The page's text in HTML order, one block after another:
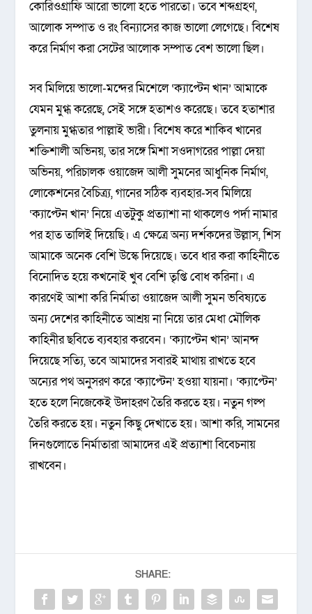
কোরিওগ্রাফি আরো ভালো হতে পারতো। তবে শব্দগ্রহণ,
আলোক সম্পাত ও রং বিন্যাসের কাজ ভালো লেগেছে। বিশেষ
করে নির্মাণ করা সেটের আলোক সম্পাত বেশ ভালো ছিল।
সব মিলিয়ে ভালো-মন্দের মিশেলে ‘ক্যাপ্টেন খান’ আমাকে
যেমন মুগ্ধ করেছে, সেই সঙ্গে হতাশও করেছে। তবে হতাশার
তুলনায় মুগ্ধতার পাল্লাই ভারী। বিশেষ করে শাকিব খানের
শক্তিশালী অভিনয়, তার সঙ্গে মিশা সওদাগরের পাল্লা দেয়া
অভিনয়, পরিচালক ওয়াজেদ আলী সুমনের আধুনিক নির্মাণ,
লোকেশনের বৈচিত্র্য, গানের সঠিক ব্যবহার-সব মিলিয়ে
‘ক্যাপ্টেন খান’ নিয়ে এতটুকু প্রত্যাশা না থাকলেও পর্দা নামার
পর হাত তালিই দিয়েছি। এ ক্ষেত্রে অন্য দর্শকদের উল্লাস, শিস
আমাকে অনেক বেশি উস্কে দিয়েছে। তবে ধার করা কাহিনীতে
বিনোদিত হয়ে কখনোই খুব বেশি তৃপ্তি বোধ করিনা। এ
কারণেই আশা করি নির্মাতা ওয়াজেদ আলী সুমন ভবিষ্যতে
অন্য দেশের কাহিনীতে আশ্রয় না নিয়ে তার মেধা মৌলিক
কাহিনীর ছবিতে ব্যবহার করবেন। ‘ক্যাপ্টেন খান’ আনন্দ
দিয়েছে সত্যি, তবে আমাদের সবারই মাথায় রাখতে হবে
অন্যের পথ অনুসরণ করে ‘ক্যাপ্টেন’ হওয়া যায়না। ‘ক্যাপ্টেন’
হতে হলে নিজেকেই উদাহরণ তৈরি করতে হয়। নতুন গল্প
তৈরি করতে হয়। নতুন কিছু দেখাতে হয়। আশা করি, সামনের
দিনগুলোতে নির্মাতারা আমাদের এই প্রত্যাশা বিবেচনায়
রাখবেন।
SHARE: